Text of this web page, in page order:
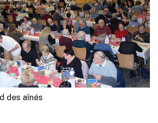
des aînés